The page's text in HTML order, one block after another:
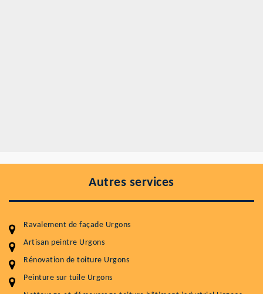
Autres services
Ravalement de façade Urgons
Artisan peintre Urgons
Rénovation de toiture Urgons
Peinture sur tuile Urgons
Entretenir votre toiture, c'est préserver sa
durabilité